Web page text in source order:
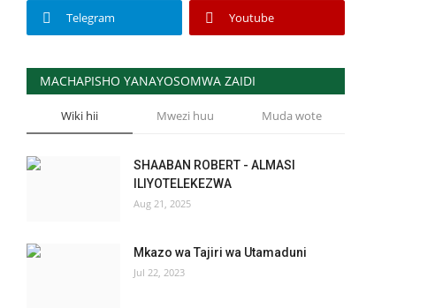
Telegram Youtube
MACHAPISHO YANAYOSOMWA ZAIDI
Wiki hii Mwezi huu Muda wote
SHAABAN ROBERT - ALMASI
ILIYOTELEKEZWA
Aug 21, 2025
Mkazo wa Tajiri wa Utamaduni
Jul 22, 2023